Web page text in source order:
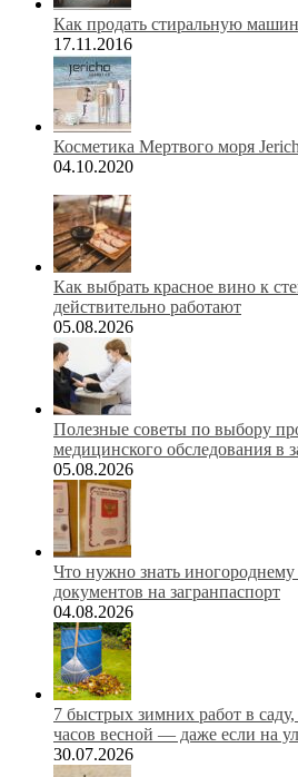
Как продать стиральную
17.11.2016
Косметика Мертвого моря
04.10.2020
Как выбрать красное вино к
действительно работают
05.08.2026
Полезные советы по выбору
медицинского обследования в
05.08.2026
Что нужно знать иногороднему
документов на загранпаспорт
04.08.2026
7 быстрых зимних работ в
часов весной — даже если на
30.07.2026